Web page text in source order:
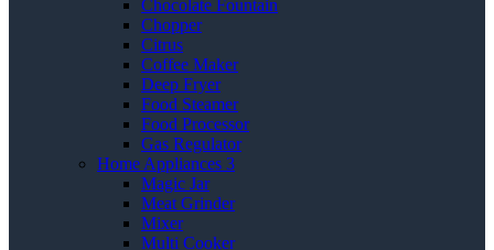
Chocolate Fountain
Chopper
Citrus
Coffee Maker
Deep Fryer
Food Steamer
Food Processor
Gas Regulator
Home Appliances 3
Magic Jar
Meat Grinder
Mixer
Multi Cooker